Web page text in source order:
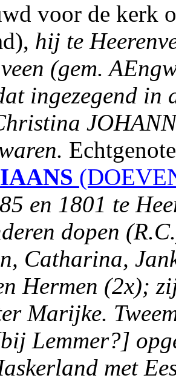
voor de kerk
hij te
(gem.
ingezegend in
en 1801 te
dopen
Catharina,
Hermen (2x);
Marijke.
Lemmer?]
met